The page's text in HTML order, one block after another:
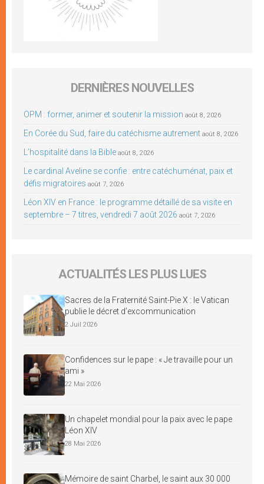
DERNIÈRES NOUVELLES
OPM : former, animer et soutenir la mission août 8, 2026
En Corée du Sud, faire du catéchisme autrement août 8, 2026
L’hospitalité dans la Bible août 8, 2026
Le cardinal Aveline se confie : entre catéchuménat, paix et
défis migratoires août 7, 2026
Léon XIV en France : le programme détaillé de sa visite en
septembre – 7 titres, vendredi 7 août 2026 août 7, 2026
ACTUALITÉS LES PLUS LUES
Sacres de la Fraternité Saint-Pie X : le Vatican
publie le décret d’excommunication
2 Juil 2026
Confidences sur le pape : « Je travaille pour un
ami »
22 Mai 2026
Un chapelet mondial pour la paix avec le pape
Léon XIV
28 Mai 2026
Mémoire de saint Charbel, le saint aux 30 000